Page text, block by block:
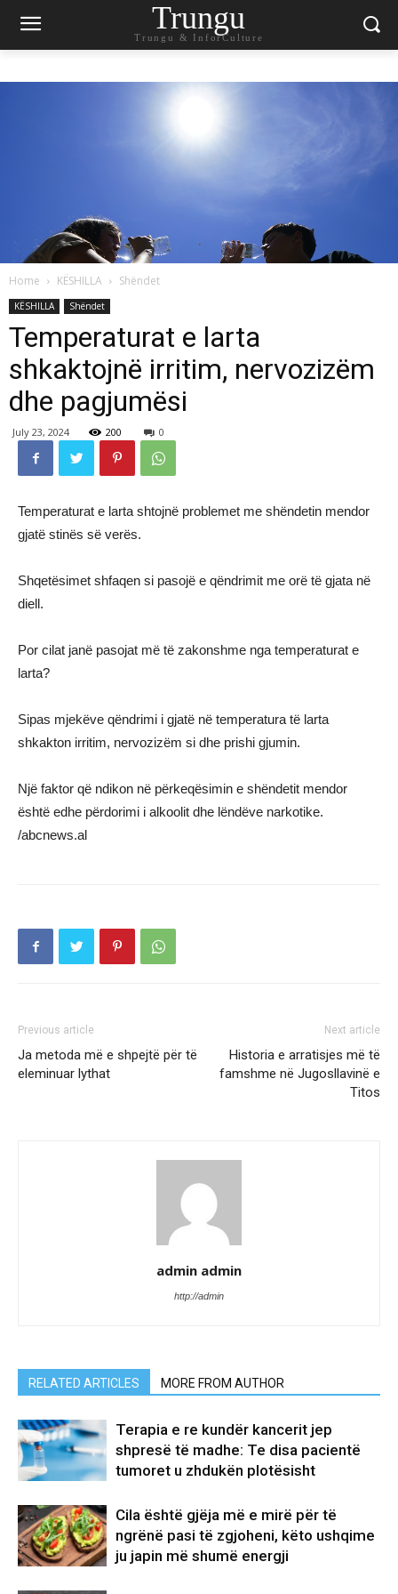
Trungu
Trungu & InforCulture
Home KËSHILLA Shëndet
KËSHILLA Shëndet
Temperaturat e larta
shkaktojnë irritim, nervozizëm
dhe pagjumësi
July 23, 2024 200 0
Temperaturat e larta shtojnë problemet me shëndetin mendor
gjatë stinës së verës.
Shqetësimet shfaqen si pasojë e qëndrimit me orë të gjata në
diell.
Por cilat janë pasojat më të zakonshme nga temperaturat e
larta?
Sipas mjekëve qëndrimi i gjatë në temperatura të larta
shkakton irritim, nervozizëm si dhe prishi gjumin.
Një faktor që ndikon në përkeqësimin e shëndetit mendor
është edhe përdorimi i alkoolit dhe lëndëve narkotike.
/abcnews.al
Previous article
Ja metoda më e shpejtë për të
eleminuar lythat
Next article
Historia e arratisjes më të
famshme në Jugosllavinë e
Titos
admin admin
http://admin
RELATED ARTICLES MORE FROM AUTHOR
Terapia e re kundër kancerit jep
shpresë të madhe: Te disa pacientë
tumoret u zhdukën plotësisht
Cila është gjëja më e mirë për të
ngrënë pasi të zgjoheni, këto ushqime
ju japin më shumë energji